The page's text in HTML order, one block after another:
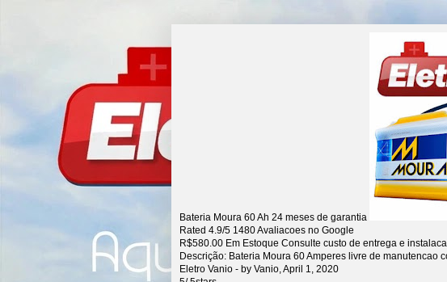
Bateria Moura 60 Ah 24 meses de garantia
Rated 4.9/5 1480Avaliacoes no Google
R$580.00 Em Estoque Consulte custo de entrega e
Descrição: Bateria Moura 60 Amperes livre de manutencao
Eletro Vanio - by Vanio,April 1, 2020